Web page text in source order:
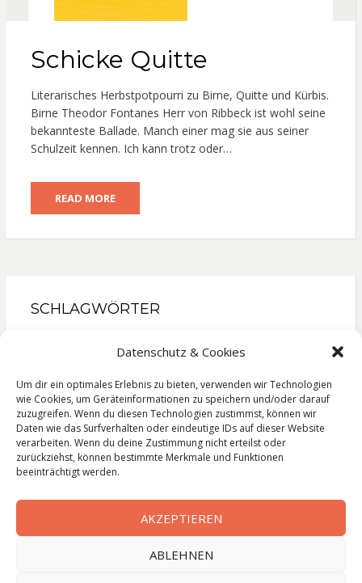
Datenschutz & Cookies
Um dir ein optimales Erlebnis zu bieten, verwenden wir Technologien
wie Cookies, um Geräteinformationen zu speichern und/oder darauf
zuzugreifen. Wenn du diesen Technologien zustimmst, können wir
Daten wie das Surfverhalten oder eindeutige IDs auf dieser Website
verarbeiten. Wenn du deine Zustimmung nicht erteilst oder
zurückziehst, können bestimmte Merkmale und Funktionen
beeinträchtigt werden.
AKZEPTIEREN
ABLEHNEN
Schicke Quitte
Literarisches Herbstpotpourri zu Birne, Quitte und Kürbis.
Birne Theodor Fontanes Herr von Ribbeck ist wohl seine
bekannteste Ballade. Manch einer mag sie aus seiner
Schulzeit kennen. Ich kann trotz oder…
READ MORE
SCHLAGWÖRTER
Gesellschaftsroman Kinderbuch
Kochbuch
Roman
Sachbuch Thriller
Impressum
Datenschutzerklärung